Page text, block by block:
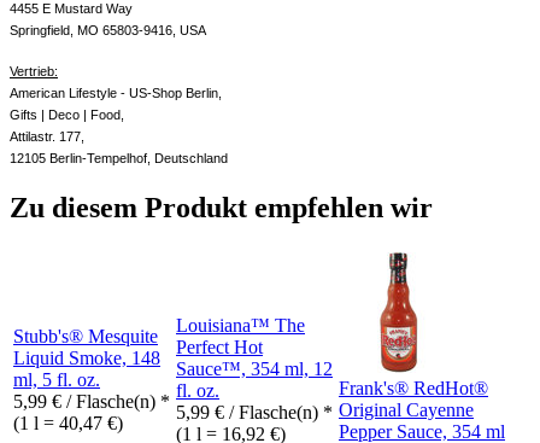
4455 E Mustard Way
Springfield, MO 65803-9416, USA
Vertrieb:
American Lifestyle - US-Shop Berlin,
Gifts | Deco | Food,
Attilastr. 177,
12105 Berlin-Tempelhof, Deutschland
Zu diesem Produkt empfehlen wir
Stubb's® Mesquite
Liquid Smoke, 148
ml, 5 fl. oz.
5,99 € / Flasche(n) *
(1 l = 40,47 €)
Louisiana™ The
Perfect Hot
Sauce™, 354 ml, 12
fl. oz.
5,99 € / Flasche(n) *
(1 l = 16,92 €)
Frank's® RedHot®
Original Cayenne
Pepper Sauce, 354 ml